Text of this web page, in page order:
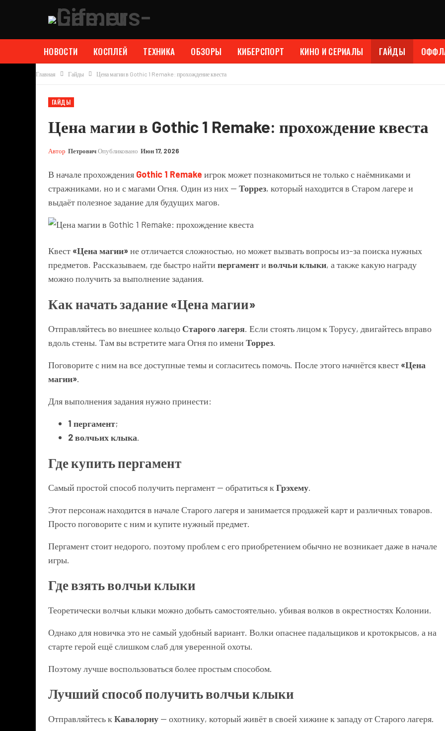
НОВОСТИ КОСПЛЕЙ ТЕХНИКА ОБЗОРЫ КИБЕРСПОРТ КИНО И СЕРИАЛЫ ГАЙДЫ
Главная Гайды Цена магии в Gothic 1 Remake: прохождение квеста
ГАЙДЫ
Цена магии в Gothic 1 Remake: прохождение квеста
Автор ПетровичОпубликовано Июн 17, 2026
В начале прохождения Gothic 1 Remake игрок может познакомиться не только с наёмниками и
стражниками, но и с магами Огня. Один из них — Торрез, который находится в Старом лагере и
выдаёт полезное задание для будущих магов.
Квест «Цена магии»не отличается сложностью, но может вызвать вопросы из-за поиска нужных
предметов. Рассказываем, где быстро найти пергаменти волчьи клыки, а также какую награду
можно получить за выполнение задания.
Как начать задание «Цена магии»
Отправляйтесь во внешнее кольцо Старого лагеря. Если стоять лицом к Торусу, двигайтесь вправо
вдоль стены. Там вы встретите мага Огня по имени Торрез.
Поговорите с ним на все доступные темы и согласитесь помочь. После этого начнётся квест «Цена
магии».
Для выполнения задания нужно принести:
1 пергамент;
2 волчьих клыка.
Где купить пергамент
Самый простой способ получить пергамент — обратиться к Грэхему.
Этот персонаж находится в начале Старого лагеря и занимается продажей карт и различных товаров.
Просто поговорите с ним и купите нужный предмет.
Пергамент стоит недорого, поэтому проблем с его приобретением обычно не возникает даже в начале
игры.
Где взять волчьи клыки
Теоретически волчьи клыки можно добыть самостоятельно, убивая волков в окрестностях Колонии.
Однако для новичка это не самый удобный вариант. Волки опаснее падальщиков и кротокрысов, а на
старте герой ещё слишком слаб для уверенной охоты.
Поэтому лучше воспользоваться более простым способом.
Лучший способ получить волчьи клыки
Отправляйтесь к Кавалорну — охотнику, который живёт в своей хижине к западу от Старого лагеря.